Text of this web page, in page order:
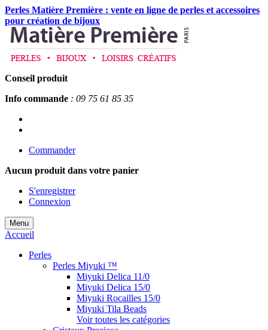
Perles Matière Première : vente en ligne de perles et accessoires
pour création de bijoux
Conseil produit
Info commande : 09 75 61 85 35
Commander
Aucun produit dans votre panier
S'enregistrer
Connexion
Menu
Accueil
Perles
Perles Miyuki ™
Miyuki Delica 11/0
Miyuki Delica 15/0
Miyuki Rocailles 15/0
Miyuki Tila Beads
Voir toutes les catégories